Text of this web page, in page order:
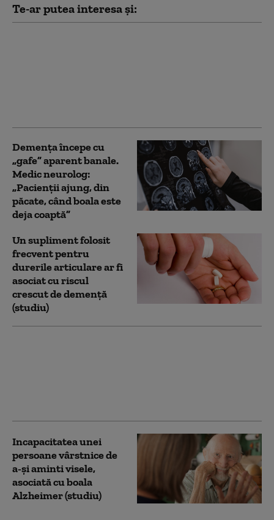
Te-ar putea interesa și:
Demența începe cu
„gafe” aparent banale.
Medic neurolog:
„Pacienții ajung, din
păcate, când boala este
deja coaptă”
Un supliment folosit
frecvent pentru
durerile articulare ar fi
asociat cu riscul
crescut de demență
(studiu)
Incapacitatea unei
persoane vârstnice de
a-şi aminti visele,
asociată cu boala
Alzheimer (studiu)